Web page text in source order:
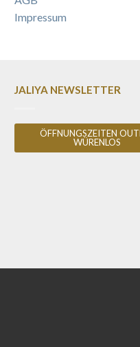
Impressum
JALIYA NEWSLETTER
ÖFFNUNGSZEITEN
WÜRENLOS